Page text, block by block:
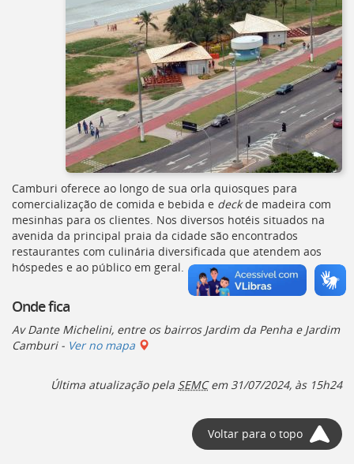
Camburi oferece ao longo de sua orla quiosques para
comercialização de comida e bebida e deckde madeira com
mesinhas para os clientes. Nos diversos hotéis situados na
avenida da principal praia da cidade são encontrados
restaurantes com culinária diversificada que atendem aos
hóspedes e ao público em geral.
Onde fica
Av Dante Michelini, entre os bairros Jardim da Penha e Jardim
Camburi - Ver no mapa
Última atualização pela SEMCem 31/07/2024, às 15h24
Voltar para o topo